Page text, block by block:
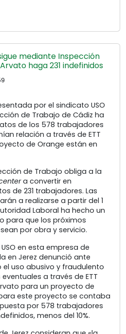
mediante Inspección
haga 231 indefinidos
por el sindicato USO
de Trabajo de Cádiz ha
de los 578 trabajadores
relación a través de ETT
de Orange están en
de Trabajo obliga a la
a convertir en
de 231 trabajadores. Las
a realizarse a partir del 1
Laboral ha hecho un
para que los próximos
por obra y servicio.
en esta empresa de
en Jerez denunció ante
el uso abusivo y fraudulento
a través de ETT
para un proyecto de
este proyecto se contaba
por 578 trabajadores
menos del 10%.